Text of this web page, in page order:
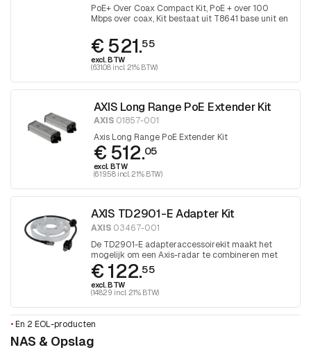
PoE+ Over Coax Compact Kit, PoE + over 100
Mbps over coax, Kit bestaat uit T8641 base unit en
€ 521.55
excl. BTW
(631.08 incl. 21% BTW)
AXIS Long Range PoE Extender Kit
AXIS01857-001
Axis Long Range PoE Extender Kit
€ 512.05
excl. BTW
(619.58 incl. 21% BTW)
AXIS TD2901-E Adapter Kit
AXIS 03467-001
De TD2901-E adapteraccessoirekit maakt het
mogelijk om een ​​Axis-radar te combineren met
geselecteerde bullet- of panoramacamera's. De
set bevat de AXIS TD2903-E kabelset.
€ 122.55
excl. BTW
(148.29 incl. 21% BTW)
• En 2 EOL-producten
NAS & Opslag